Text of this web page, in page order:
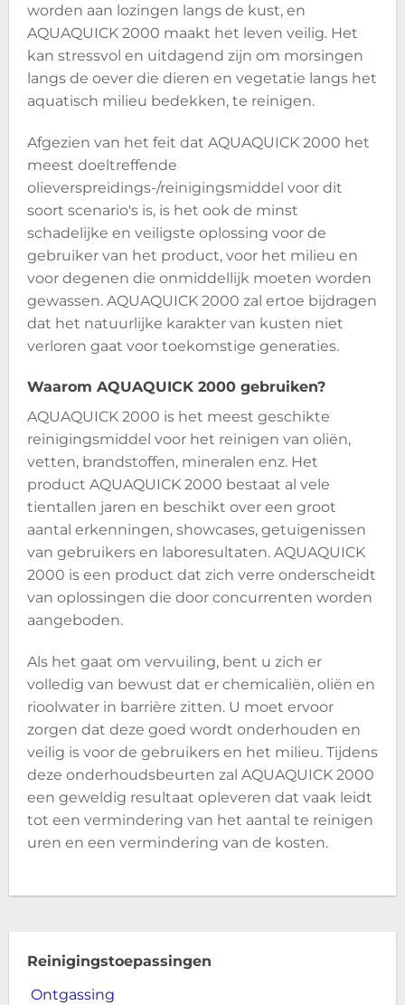
worden aan lozingen langs de kust, en
AQUAQUICK 2000 maakt het leven veilig. Het
kan stressvol en uitdagend zijn om morsingen
langs de oever die dieren en vegetatie langs het
aquatisch milieu bedekken, te reinigen.
Afgezien van het feit dat AQUAQUICK 2000 het
meest doeltreffende
olieverspreidings-/reinigingsmiddel voor dit
soort scenario's is, is het ook de minst
schadelijke en veiligste oplossing voor de
gebruiker van het product, voor het milieu en
voor degenen die onmiddellijk moeten worden
gewassen. AQUAQUICK 2000 zal ertoe bijdragen
dat het natuurlijke karakter van kusten niet
verloren gaat voor toekomstige generaties.
Waarom AQUAQUICK 2000 gebruiken?
AQUAQUICK 2000 is het meest geschikte
reinigingsmiddel voor het reinigen van oliën,
vetten, brandstoffen, mineralen enz. Het
product AQUAQUICK 2000 bestaat al vele
tientallen jaren en beschikt over een groot
aantal erkenningen, showcases, getuigenissen
van gebruikers en laboresultaten. AQUAQUICK
2000 is een product dat zich verre onderscheidt
van oplossingen die door concurrenten worden
aangeboden.
Als het gaat om vervuiling, bent u zich er
volledig van bewust dat er chemicaliën, oliën en
rioolwater in barrière zitten. U moet ervoor
zorgen dat deze goed wordt onderhouden en
veilig is voor de gebruikers en het milieu. Tijdens
deze onderhoudsbeurten zal AQUAQUICK 2000
een geweldig resultaat opleveren dat vaak leidt
tot een vermindering van het aantal te reinigen
uren en een vermindering van de kosten.
Reinigingstoepassingen
Ontgassing